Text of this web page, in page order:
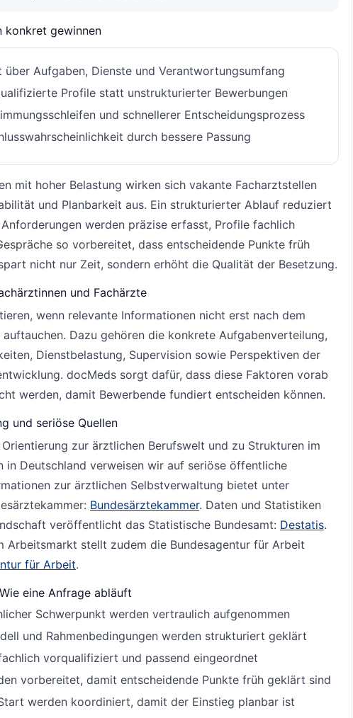
konkret gewinnen
über Aufgaben, Dienste und Verantwortungsumfang
Profile statt unstrukturierter Bewerbungen
und schnellerer Entscheidungsprozess
durch bessere Passung
mit hoher Belastung wirken sich vakante Facharztstellen
und Planbarkeit aus. Ein strukturierter Ablauf reduziert
werden präzise erfasst, Profile fachlich
so vorbereitet, dass entscheidende Punkte früh
nicht nur Zeit, sondern erhöht die Qualität der Besetzung.
und Fachärzte
wenn relevante Informationen nicht erst nach dem
Dazu gehören die konkrete Aufgabenverteilung,
Dienstbelastung, Supervision sowie Perspektiven der
docMeds sorgt dafür, dass diese Faktoren vorab
werden, damit Bewerbende fundiert entscheiden können.
und seriöse Quellen
Orientierung zur ärztlichen Berufswelt und zu Strukturen im
in Deutschland verweisen wir auf seriöse öffentliche
zur ärztlichen Selbstverwaltung bietet unter
Bundesärztekammer. Daten und Statistiken
veröffentlicht das Statistische Bundesamt: Destatis.
Arbeitsmarkt stellt zudem die Bundesagentur für Arbeit
für Arbeit.
eine Anfrage abläuft
Schwerpunkt werden vertraulich aufgenommen
und Rahmenbedingungen werden strukturiert geklärt
vorqualifiziert und passend eingeordnet
vorbereitet, damit entscheidende Punkte früh geklärt sind
werden koordiniert, damit der Einstieg planbar ist